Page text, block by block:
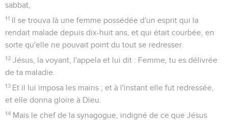
sabbat,
11 Il se trouva là une femme possédée d'un esprit qui la
rendait malade depuis dix-huit ans, et qui était courbée, en
sorte qu'elle ne pouvait point du tout se redresser.
12 Jésus, la voyant, l'appela et lui dit : Femme, tu es délivrée
de ta maladie.
13 Et il lui imposa les mains ; et à l'instant elle fut redressée,
et elle donna gloire à Dieu.
14 Mais le chef de la synagogue, indigné de ce que Jésus